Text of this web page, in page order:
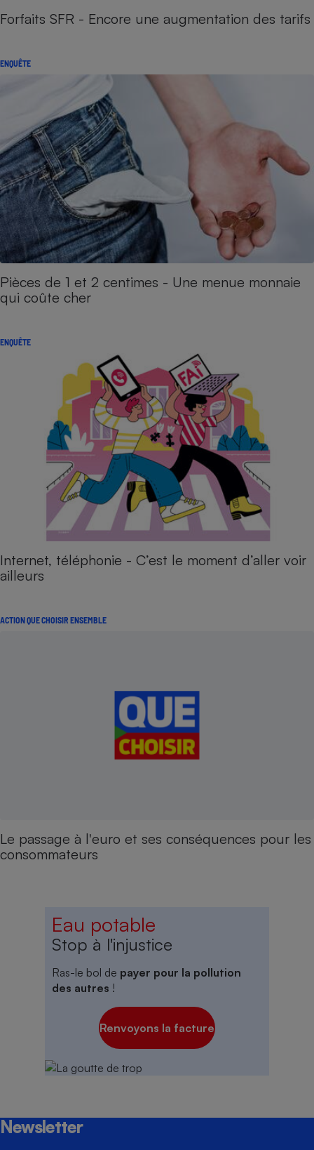
Forfaits SFR - Encore une augmentation des tarifs
ENQUÊTE
Pièces de 1 et 2 centimes - Une menue monnaie
qui coûte cher
ENQUÊTE
Internet, téléphonie - C’est le moment d’aller voir
ailleurs
ACTION QUE CHOISIR ENSEMBLE
Le passage à l'euro et ses conséquences pour les
consommateurs
Eau potable
Stop à l'injustice
Ras-le bol de payer pour la pollution
des autres !
Renvoyons la facture
Newsletter